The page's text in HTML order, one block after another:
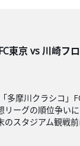
東京 vs 川崎フ
多摩川クラシコ」
リーグの順位争い
のスタジアム観戦